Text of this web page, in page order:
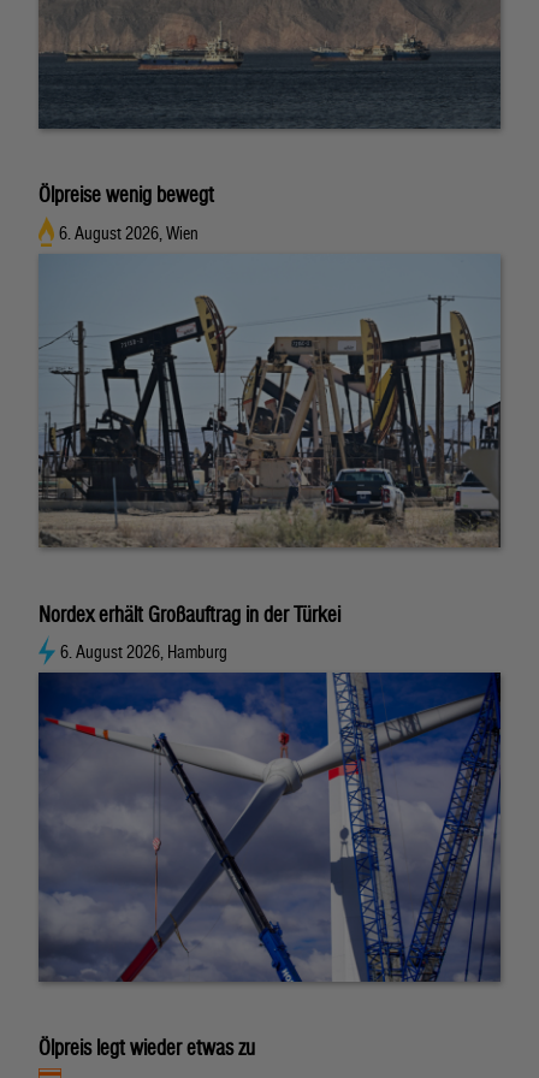
Ölpreise wenig bewegt
6. August 2026, Wien
Nordex erhält Großauftrag in der Türkei
6. August 2026, Hamburg
Ölpreis legt wieder etwas zu